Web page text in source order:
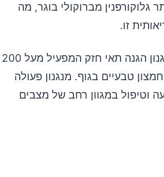
נבטי ברוקולי מכילים פי 10-100 יותר גלוקורפנין מברוקולי בוגר, מה
זו.
סולפורפן פועל על ידי הפעלת מסלול ה-Nrf2, מנגנון הגנה תאי חזק המפעיל מעל 200
טבעיים בגוף. מנגנון פעולה
וטיפול במגוון רחב של מצבים